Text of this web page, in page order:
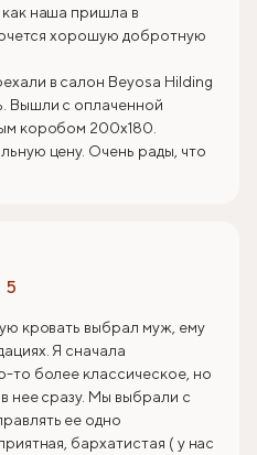
наша пришла в
хорошую добротную
в салон Beyosa Hilding
Вышли с оплаченной
коробом 200х180.
цену. Очень рады, что
5
кровать выбрал муж, ему
Я сначала
то более классическое, но
нее сразу. Мы выбрали с
ее одно
бархатистая ( у нас